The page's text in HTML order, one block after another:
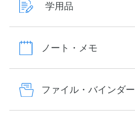
学用品
ノート・メモ
ファイル・バインダー